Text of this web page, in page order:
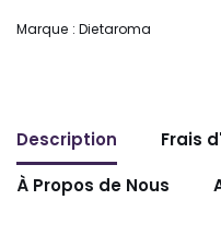
Marque : Dietaroma
Description
Frais
À Propos de Nous